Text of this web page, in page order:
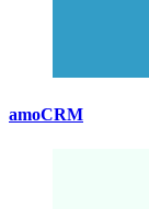
amoCRM